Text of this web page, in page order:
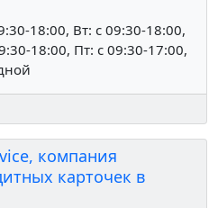
18:00, Вт: c 09:30-18:00,
18:00, Пт: c 09:30-17:00,
компания
карточек в